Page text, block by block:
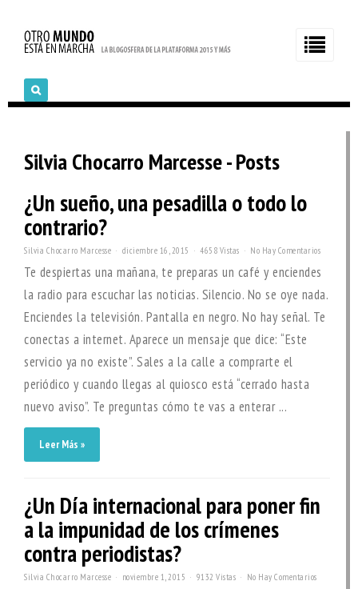
Silvia Chocarro Marcesse - Posts
¿Un sueño, una pesadilla o todo lo
contrario?
Silvia Chocarro Marcesse diciembre 16, 2015 4658 Vistas No Hay Comentarios
Te despiertas una mañana, te preparas un café y enciendes
la radio para escuchar las noticias. Silencio. No se oye nada.
Enciendes la televisión. Pantalla en negro. No hay señal. Te
conectas a internet. Aparece un mensaje que dice: “Este
servicio ya no existe”. Sales a la calle a comprarte el
periódico y cuando llegas al quiosco está “cerrado hasta
nuevo aviso”. Te preguntas cómo te vas a enterar ...
Leer Más »
¿Un Día internacional para poner fin
a la impunidad de los crímenes
contra periodistas?
Silvia Chocarro Marcesse noviembre 1, 2015 9132 Vistas No Hay Comentarios